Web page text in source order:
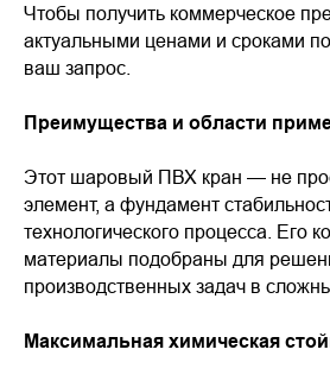
Чтобы получить коммерческое
актуальными ценами и сроками
ваш запрос.
Преимущества и области
Этот шаровый ПВХ кран — не
элемент, а фундамент
технологического процесса. Его
материалы подобраны для
производственных задач в
Максимальная химическая